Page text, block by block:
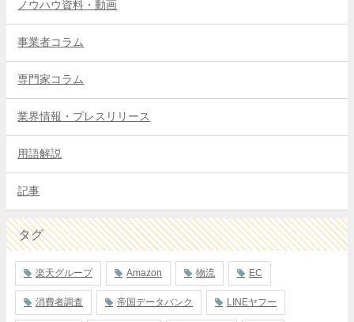
ノウハウ資料・動画
事業者コラム
専門家コラム
業界情報・プレスリリース
用語解説
記事
タグ
楽天グループ Amazon 物流 EC
消費者調査 帝国データバンク LINEヤフー